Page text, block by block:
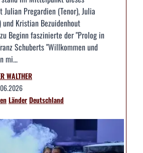
Julian Pregardien (Tenor), Julia
Kristian Bezuidenhout
Beginn faszinierte der "Prolog in
Schuberts "Willkommen und
mi...
WALTHER
LänderDeutschland